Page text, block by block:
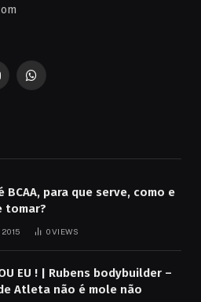
WhatsApp
BCAA, para que serve, como e
tomar?
2015 0VIEWS
EU ! | Rubens bodybuilder –
Atleta não é mole não